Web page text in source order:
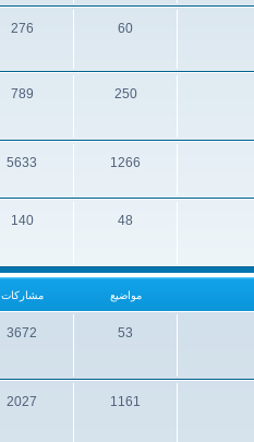
60
276
250
789
1266
5633
48
140
مواضيع مشاركات
53
3672
1161
2027